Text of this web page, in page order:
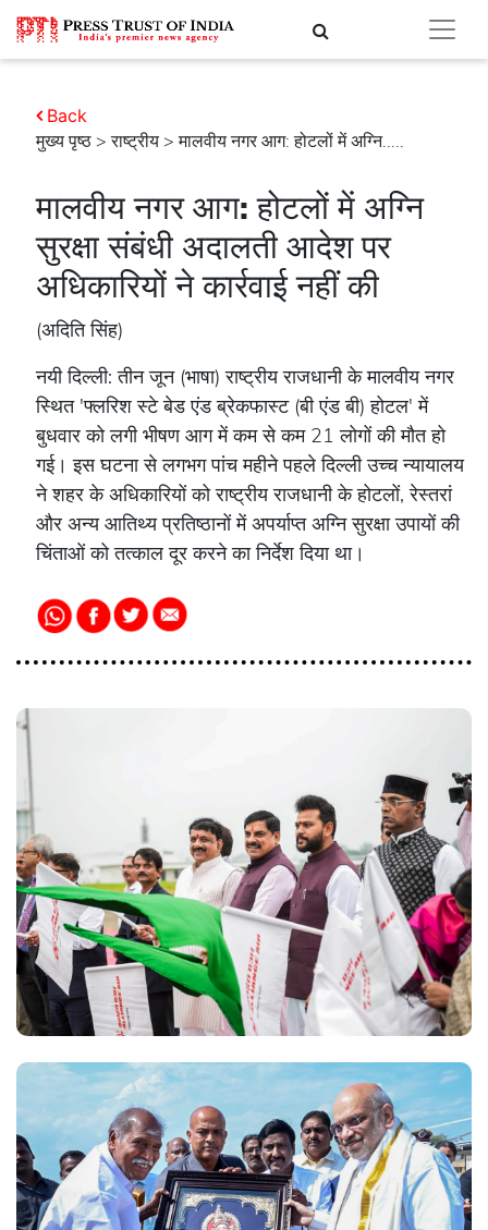
मुख्य पृष्ठ >राष्ट्रीय > मालवीय नगर आग: होटलों में अग्नि.....
Back
मालवीय नगर आग: होटलों में अग्नि
सुरक्षा संबंधी अदालती आदेश पर
अधिकारियों ने कार्रवाई नहीं की
(अदिति सिंह)
नयी दिल्ली: तीन जून (भाषा) राष्ट्रीय राजधानी के मालवीय नगर
स्थित 'फ्लरिश स्टे बेड एंड ब्रेकफास्ट (बी एंड बी) होटल' में
बुधवार को लगी भीषण आग में कम से कम 21 लोगों की मौत हो
गई। इस घटना से लगभग पांच महीने पहले दिल्ली उच्च न्यायालय
ने शहर के अधिकारियों को राष्ट्रीय राजधानी के होटलों, रेस्तरां
और अन्य आतिथ्य प्रतिष्ठानों में अपर्याप्त अग्नि सुरक्षा उपायों की
चिंताओं को तत्काल दूर करने का निर्देश दिया था।